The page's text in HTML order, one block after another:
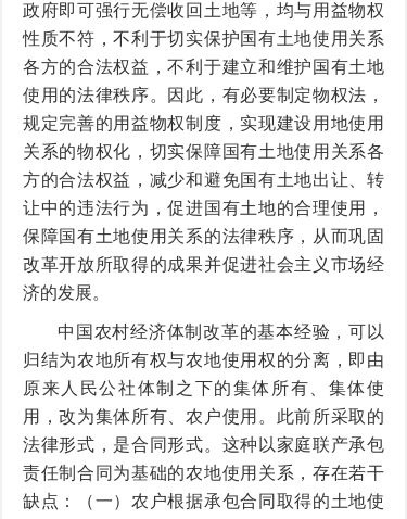
政府即可强行无偿收回土地等，均与用益物权
性质不符，不利于切实保护国有土地使用关系
各方的合法权益，不利于建立和维护国有土地
使用的法律秩序。因此，有必要制定物权法，
规定完善的用益物权制度，实现建设用地使用
关系的物权化，切实保障国有土地使用关系各
方的合法权益，减少和避免国有土地出让、转
让中的违法行为，促进国有土地的合理使用，
保障国有土地使用关系的法律秩序，从而巩固
改革开放所取得的成果并促进社会主义市场经
济的发展。
中国农村经济体制改革的基本经验，可以
归结为农地所有权与农地使用权的分离，即由
原来人民公社体制之下的集体所有、集体使
用，改为集体所有、农户使用。此前所采取的
法律形式，是合同形式。这种以家庭联产承包
责任制合同为基础的农地使用关系，存在若干
缺点：（一）农户根据承包合同取得的土地使